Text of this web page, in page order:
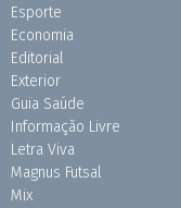
Esporte
Economia
Editorial
Exterior
Guia Saúde
Informação Livre
Letra Viva
Magnus Futsal
Mix